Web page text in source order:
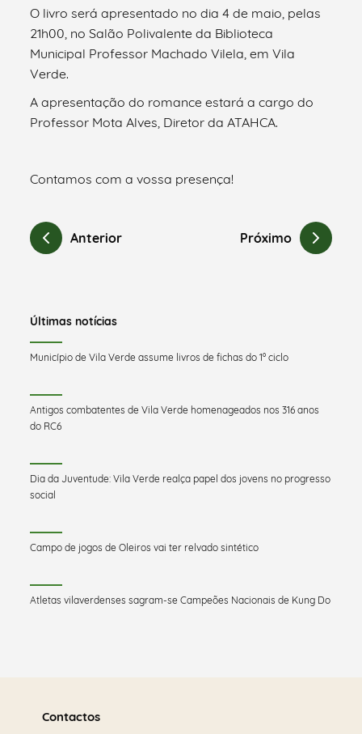
O livro será apresentado no dia 4 de maio, pelas
21h00, no Salão Polivalente da Biblioteca
Municipal Professor Machado Vilela, em Vila
Verde.
A apresentação do romance estará a cargo do
Professor Mota Alves, Diretor da ATAHCA.
Contamos com a vossa presença!
Anterior Próximo
Últimas notícias
Município de Vila Verde assume livros de fichas do 1º ciclo
Antigos combatentes de Vila Verde homenageados nos 316 anos
do RC6
Dia da Juventude: Vila Verde realça papel dos jovens no progresso
social
Campo de jogos de Oleiros vai ter relvado sintético
Atletas vilaverdenses sagram-se Campeões Nacionais de Kung Do
maisContactos